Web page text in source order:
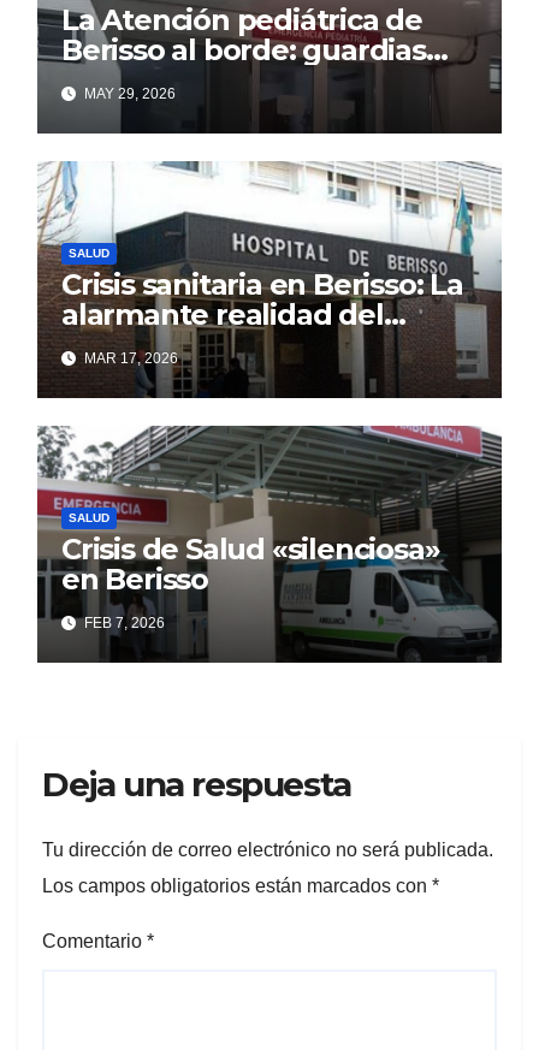
La Atención pediátrica de
Berisso al borde: guardias
saturadas por la alta
demanda
MAY 29, 2026
SALUD
Crisis sanitaria en Berisso: La
alarmante realidad del
Hospital Larraín que el
discurso oficial intenta
ocultar
MAR 17, 2026
SALUD
Crisis de Salud «silenciosa»
en Berisso
FEB 7, 2026
Deja una respuesta
Tu dirección de correo electrónico no será publicada.
Los campos obligatorios están marcados con *
Comentario *